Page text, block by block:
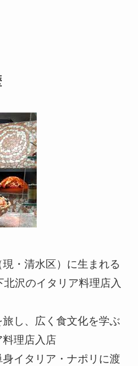
・清水区）に生まれる
沢のイタリア料理店入
し、広く食文化を学ぶ
理店入店
イタリア・ナポリに渡